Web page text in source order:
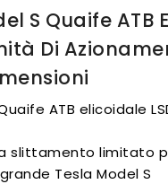
S Quaife ATB
Di
ATB elicoidale
slittamento limitato
Tesla Model S